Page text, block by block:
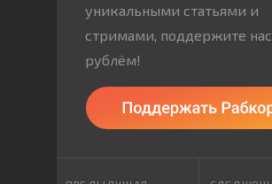
уникальными статьями и
стримами, поддержите нас
рублём!